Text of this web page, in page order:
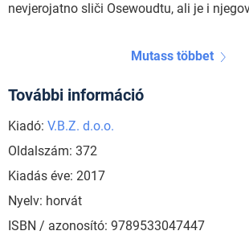
nevjerojatno sliči Osewoudtu, ali je i
Mutass többet
További információ
Kiadó: V.B.Z. d.o.o.
Oldalszám: 372
Kiadás éve: 2017
Nyelv: horvát
ISBN / azonosító: 9789533047447